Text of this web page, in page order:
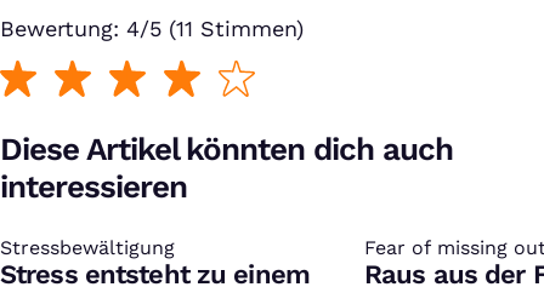
Bewertung: 4/5 (11 Stimmen)
Diese Artikel könnten dich auch
interessieren
Stressbewältigung
:
Stress entsteht zu einem
Fear of missing
:
Raus aus der